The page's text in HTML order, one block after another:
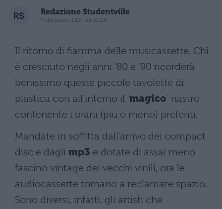
Redazione Studentville
Pubblicato il 25 feb 2016
Il ritorno di fiamma delle musicassette. Chi
è cresciuto negli anni '80 e '90 ricorderà
benissimo queste piccole tavolette di
plastica con all'interno il 'magico' nastro
contenente i brani (più o meno) preferiti.
Mandate in soffitta dall'arrivo dei compact
disc e dagli mp3 e dotate di assai meno
fascino vintage dei vecchi vinili, ora le
audiocassette tornano a reclamare spazio.
Sono diversi, infatti, gli artisti che